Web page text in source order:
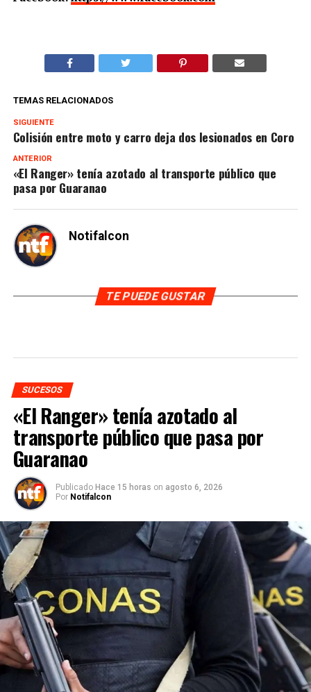
TEMAS RELACIONADOS
SIGUIENTE
Colisión entre moto y carro deja dos lesionados en Coro
ANTERIOR
«El Ranger» tenía azotado al transporte público que
pasa por Guaranao
Notifalcon
TE PUEDE GUSTAR
SUCESOS
«El Ranger» tenía azotado al
transporte público que pasa por
Guaranao
Publicado Hace 15 horas on agosto 6, 2026
Por Notifalcon